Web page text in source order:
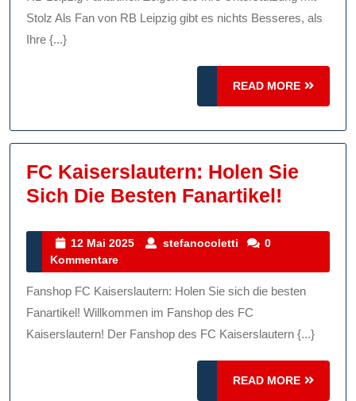
RB
Ihre
Unterstützung
Mit
Stolz!
Stolz Als Fan von RB Leipzig gibt es nichts Besseres, als
Ihre {...}
READ MORE
READ
MORE
FC Kaiserslautern: Holen Sie
Sich Die Besten Fanartikel!
Sich
Besten
12 Mai 2025
12
2025
stefanocoletti stefanocoletti
0
Kommentare
Fanshop FC Kaiserslautern: Holen Sie sich die besten
Fanartikel! Willkommen im Fanshop des FC
Kaiserslautern! Der Fanshop des FC Kaiserslautern {...}
READ MORE
READ
MORE